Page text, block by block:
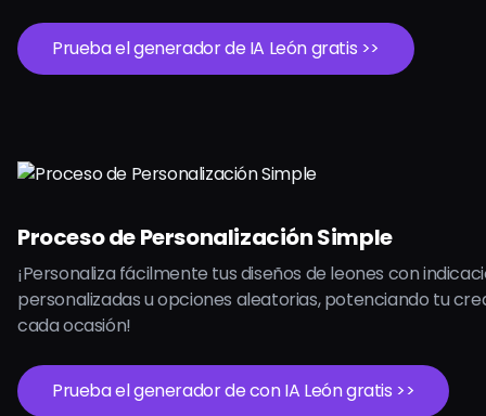
Prueba el generador de IA León gratis >>
Proceso de Personalización Simple
¡Personaliza fácilmente tus diseños de leones con
personalizadas u opciones aleatorias, potenciando tu
cada ocasión!
Prueba el generador de con IA León gratis >>